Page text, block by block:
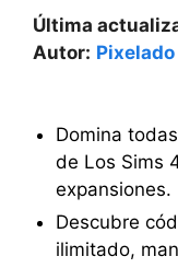
Última
Autor: Pixelado
Domina
de Los Sims
expansiones.
Descubre
ilimitado,